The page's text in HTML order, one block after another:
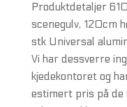
Produktdetaljer
scenegulv, 120cm
stk Universal
Vi har dessverre
kjedekontoret og
estimert pris på de